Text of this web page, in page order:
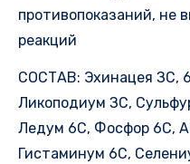
противопоказаний, не
реакций
СОСТАВ: Эхинацея ЗС,
Ликоподиум ЗС,
Ледум 6С, Фосфор 6С,
Гистаминум 6С,